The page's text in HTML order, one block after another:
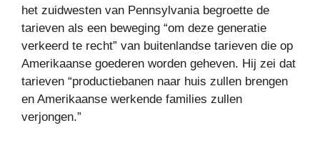
het zuidwesten van Pennsylvania begroette de
tarieven als een beweging “om deze generatie
verkeerd te recht” van buitenlandse tarieven die op
Amerikaanse goederen worden geheven. Hij zei dat
tarieven “productiebanen naar huis zullen brengen
en Amerikaanse werkende families zullen
verjongen.”